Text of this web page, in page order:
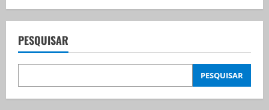
a
v
i
g
PESQUISAR
PESQUISAR